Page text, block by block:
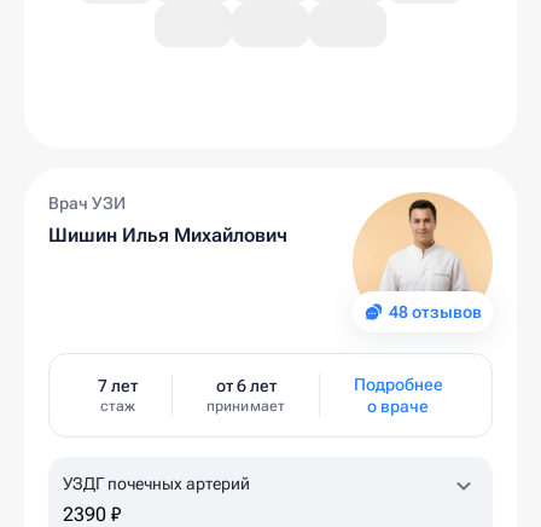
48 отзывов
Врач УЗИ
Шишин Илья Михайлович
7 лет
стаж
от 6 лет
принимает
Подробнее
о враче
УЗДГ почечных артерий
2390 ₽